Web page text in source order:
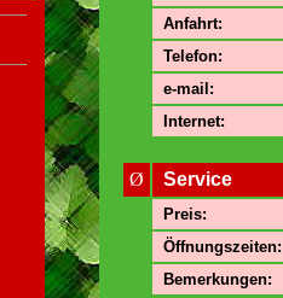
Anfahrt:
Telefon:
e-mail:
Internet:
Ø Service
Preis:
Öffnungszeiten:
Bemerkungen: